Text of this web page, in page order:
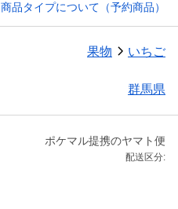
商品タイプについて（予約商品）
果物 いちご
群馬県
ポケマル提携のヤマト便
配送区分: